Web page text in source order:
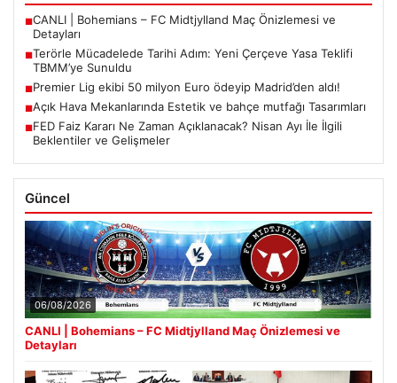
■CANLI | Bohemians – FC Midtjylland Maç Önizlemesi ve
Detayları
■Terörle Mücadelede Tarihi Adım: Yeni Çerçeve Yasa Teklifi
TBMM’ye Sunuldu
■Premier Lig ekibi 50 milyon Euro ödeyip Madrid’den aldı!
■Açık Hava Mekanlarında Estetik ve bahçe mutfağı Tasarımları
■FED Faiz Kararı Ne Zaman Açıklanacak? Nisan Ayı İle İlgili
Beklentiler ve Gelişmeler
Güncel
06/08/2026
CANLI | Bohemians – FC Midtjylland Maç Önizlemesi ve
Detayları